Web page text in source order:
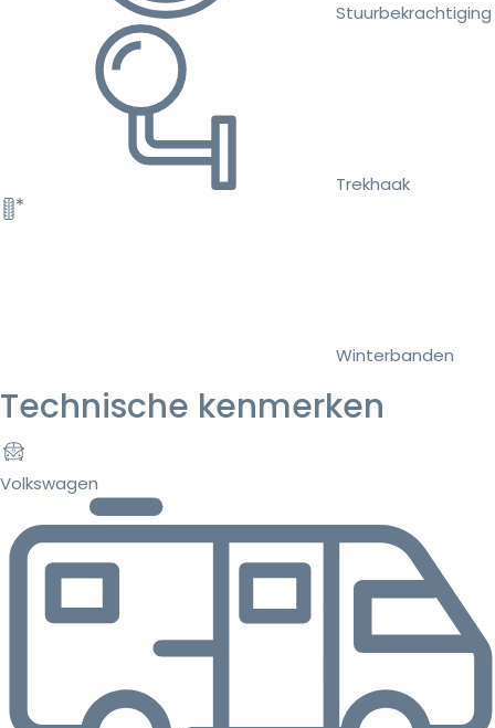
Stuurbekrachtiging
Trekhaak
Winterbanden
Technische kenmerken
Volkswagen